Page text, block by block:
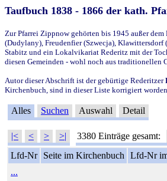
Taufbuch 1838 - 1866 der kath.
Zur Pfarrei Zippnow gehörten bis 1945 außer
(Dudylany), Freudenfier (Szwecja),
Stabitz und ein Lokalvikariat Rederitz mit der
diesen Gemeinden - wohl noch aus traditionellen
Autor dieser Abschrift ist der gebürtige Rederitzer
Kirchenbuch, sind in dieser Liste korrigiert
Alles Suchen Auswahl Detail
|< < > >| 3380 Einträge gesamt:
Lfd-Nr
Seite im Kirchenbuch Lfd-Nr
...